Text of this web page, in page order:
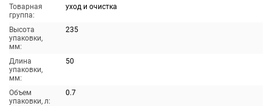
Товарная
группа:
уход и очистка
Высота
упаковки,
мм:
235
Длина
упаковки,
мм:
50
Объем
упаковки, л:
0.7